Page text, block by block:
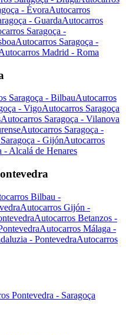
- ÉvoraAutocarros
- GuardaAutocarros
Saragoça -
Autocarros Saragoça -
Madrid - Roma
Saragoça - BilbauAutocarros
- VigoAutocarros Saragoça
Autocarros Saragoça - Vilanova
Autocarros Saragoça -
- GijónAutocarros
- Alcalá de Henares
Bilbau -
Autocarros Gijón -
Autocarros Betanzos -
Autocarros Málaga -
- PontevedraAutocarros
Pontevedra - Saragoça